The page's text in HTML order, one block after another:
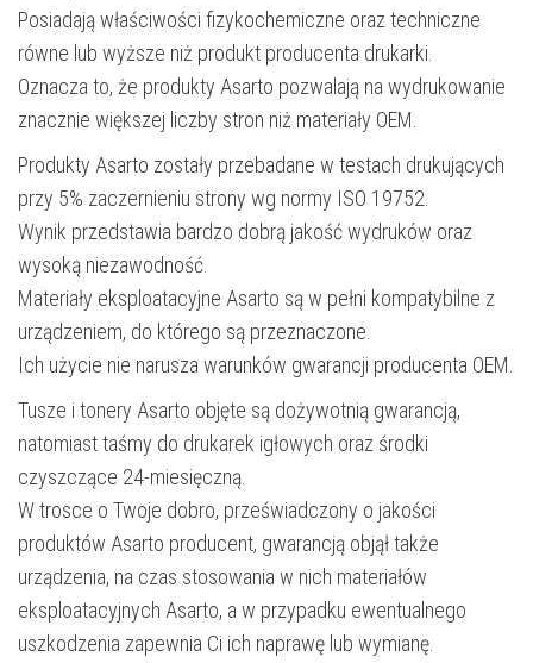
Posiadają właściwości fizykochemiczne oraz techniczne
równe lub wyższe niż produkt producenta drukarki.
Oznacza to, że produkty Asarto pozwalają na wydrukowanie
znacznie większej liczby stron niż materiały OEM.
Produkty Asarto zostały przebadane w testach drukujących
przy 5% zaczernieniu strony wg normy ISO 19752.
Wynik przedstawia bardzo dobrą jakość wydruków oraz
wysoką niezawodność.
Materiały eksploatacyjne Asarto są w pełni kompatybilne z
urządzeniem, do którego są przeznaczone.
Ich użycie nie narusza warunków gwarancji producenta OEM.
Tusze i tonery Asarto objęte są dożywotnią gwarancją,
natomiast taśmy do drukarek igłowych oraz środki
czyszczące 24-miesięczną.
W trosce o Twoje dobro, przeświadczony o jakości
produktów Asarto producent, gwarancją objął także
urządzenia, na czas stosowania w nich materiałów
eksploatacyjnych Asarto, a w przypadku ewentualnego
uszkodzenia zapewnia Ci ich naprawę lub wymianę.